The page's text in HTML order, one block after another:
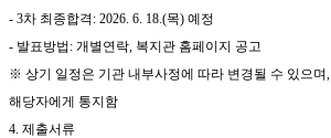
- 3차 최종합격 : 2026. 6. 18.(목) 예정
- 발표방법 : 개별연락, 복지관 홈페이지 공고
※ 상기 일정은 기관 내부사정에 따라 변경될 수 있으며,
해당자에게 통지함
4. 제출서류